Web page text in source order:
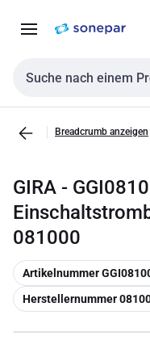
NavigationInhalt
Sucheingabe
Breadcrumb anzeigen
GIRA -
081000
Kopieren
Artikelnummer
Kopieren
Herstellernummer